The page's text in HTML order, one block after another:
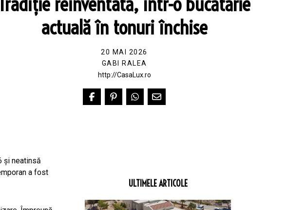
actuală în tonuri închise
20 MAI 2026
GABI RALEA
http://CasaLux.ro
și neatinsă
a fost
ULTIMELE ARTICOLE